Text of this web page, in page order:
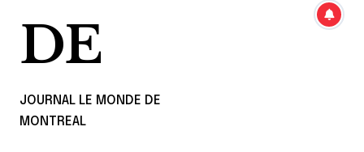
DE
JOURNAL LE MONDE DE
MONTREAL